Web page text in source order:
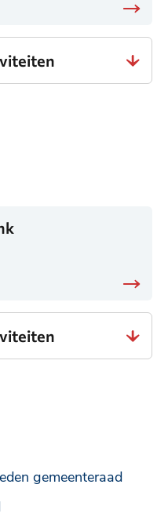
gemeenteraad